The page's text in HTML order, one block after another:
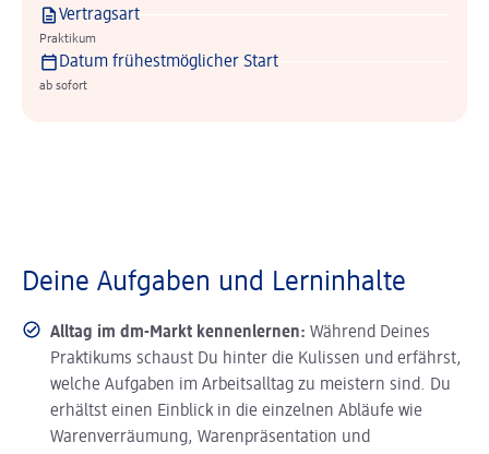
Vertragsart
Praktikum
Datum frühestmöglicher Start
ab sofort
Deine Aufgaben und Lerninhalte
Alltag im dm-Markt kennenlernen: Während Deines
Praktikums schaust Du hinter die Kulissen und erfährst,
welche Aufgaben im Arbeitsalltag zu meistern sind. Du
erhältst einen Einblick in die einzelnen Abläufe wie
Warenverräumung, Warenpräsentation und